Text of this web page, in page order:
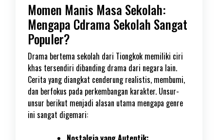
Momen Manis Masa Sekolah:
Mengapa Cdrama Sekolah Sangat
Populer?
Drama bertema sekolah dari Tiongkok memiliki ciri
khas tersendiri dibanding drama dari negara lain.
Cerita yang diangkat cenderung realistis, membumi,
dan berfokus pada perkembangan karakter. Unsur-
unsur berikut menjadi alasan utama mengapa genre
ini sangat digemari: